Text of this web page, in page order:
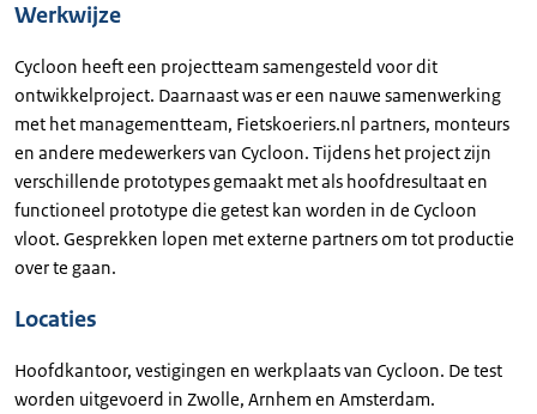
Werkwijze
Cycloon heeft een projectteam samengesteld voor dit
ontwikkelproject. Daarnaast was er een nauwe samenwerking
met het managementteam, Fietskoeriers.nl partners, monteurs
en andere medewerkers van Cycloon. Tijdens het project zijn
verschillende prototypes gemaakt met als hoofdresultaat en
functioneel prototype die getest kan worden in de Cycloon
vloot. Gesprekken lopen met externe partners om tot productie
over te gaan.
Locaties
Hoofdkantoor, vestigingen en werkplaats van Cycloon. De test
worden uitgevoerd in Zwolle, Arnhem en Amsterdam.